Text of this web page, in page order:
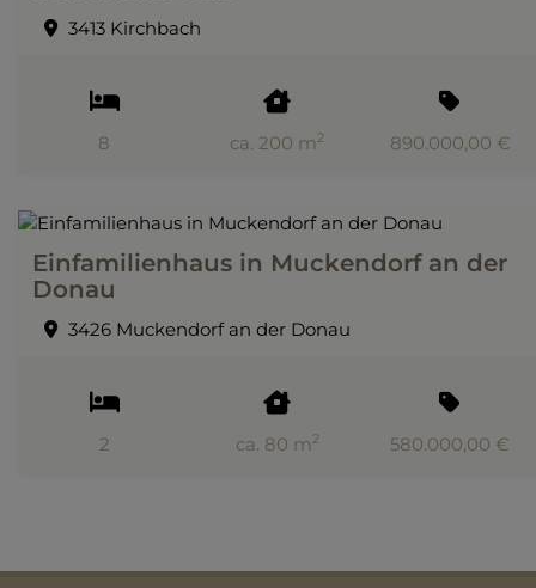
3413 Kirchbach
8 ca. 200 m2 890.000,00 €
Einfamilienhaus in Muckendorf an der
Donau
3426 Muckendorf an der Donau
2 ca. 80 m2 580.000,00 €